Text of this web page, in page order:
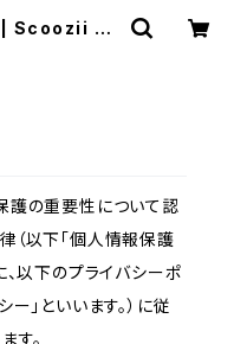
| Scoozii Ja
護の重要性について認
（以下「個人情報保護
、以下のプライバシーポ
」といいます。）に従
す。